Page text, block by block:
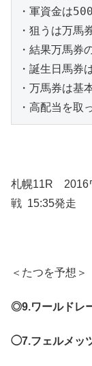
・軍資金は
・狙うは万馬
・結果万馬券
・誕生日馬券
・万馬券は基
・高配当を取
札幌11R 2016
戦 15:35発走
＜たつを予想＞
◎9.ワールドレ
◯7.フェルメッ